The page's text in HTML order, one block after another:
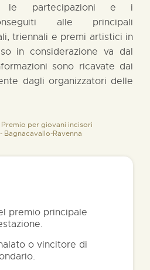
le partecipazioni e i
alle principali
triennali e premi artistici in
in considerazione va dal
sono ricavate dai
dagli organizzatori delle
Premio per giovani incisori
Bagnacavallo-Ravenna
premio principale
o vincitore di